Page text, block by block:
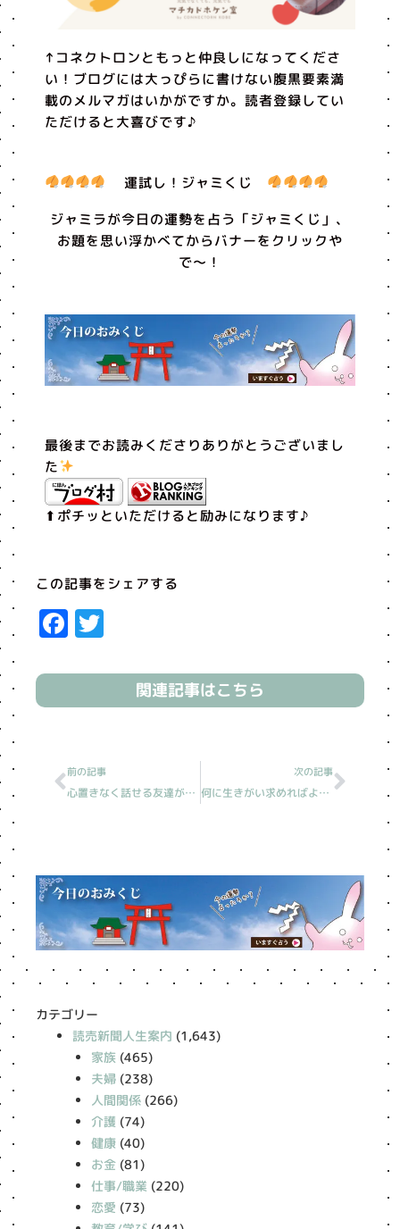
↑コネクトロンともっと仲良しになってくださ
い！ブログには大っぴらに書けない腹黒要素満
載のメルマガはいかがですか。読者登録してい
ただけると大喜びです♪
運試し！ジャミくじ
ジャミラが今日の運勢を占う「ジャミくじ」、
お題を思い浮かべてからバナーをクリックや
で〜！
最後までお読みくださりありがとうございまし
た
⬆︎ポチッといただけると励みになります♪
この記事をシェアする
Facebook
関連記事はこちら
前の記事
心置きなく話せる友達がほしい［読売新聞人生案内］
次の記事
何に生きがい求めればよいか［読売新聞人生案内］
Next
カテゴリー
読売新聞人生案内 (1,643)
家族(465)
夫婦(238)
人間関係(266)
介護 (74)
健康(40)
お金(81)
仕事/職業 (220)
恋愛 (73)